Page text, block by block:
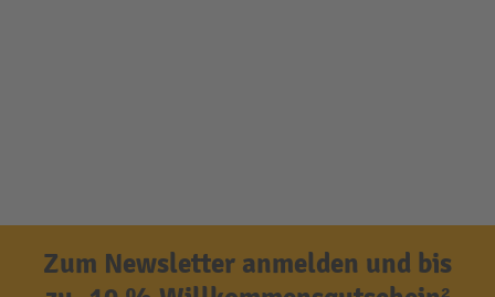
Zum Newsletter anmelden und bis